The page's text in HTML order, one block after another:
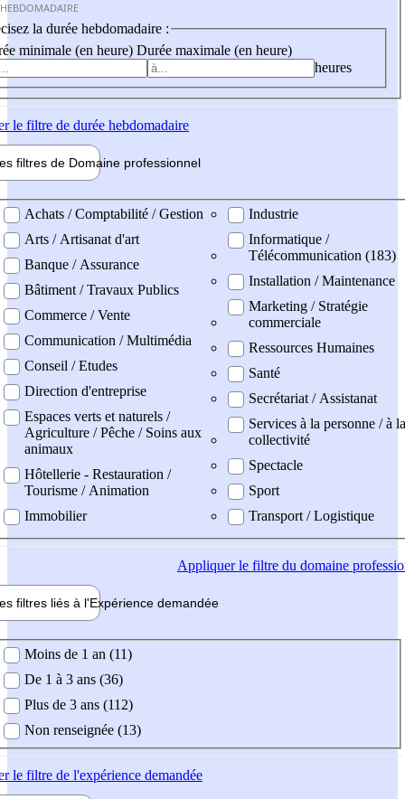
la durée hebdomadaire :
minimale (en heure) Durée maximale (en heure)
heures
le filtre de durée hebdomadaire
filtres de Domaine professionnel
professionel
Achats / Comptabilité / Gestion
Arts / Artisanat d'art
Banque / Assurance
Bâtiment / Travaux Publics
Commerce / Vente
Communication / Multimédia
Conseil / Etudes
Direction d'entreprise
Espaces verts et naturels /
Agriculture / Pêche / Soins aux
animaux
Hôtellerie - Restauration /
Tourisme / Animation
Immobilier
Industrie
Informatique /
Télécommunication (183)
Installation / Maintenance
Marketing / Stratégie
commerciale
Ressources Humaines
Santé
Secrétariat / Assistanat
Services à la personne / à la
collectivité
Spectacle
Sport
Transport / Logistique
Appliquerle filtre du domaine
filtres liés à l'Expérience demandée
demandée
Moins de 1 an (11)
De 1 à 3 ans (36)
Plus de 3 ans (112)
Non renseignée (13)
le filtre de l'expérience demandée